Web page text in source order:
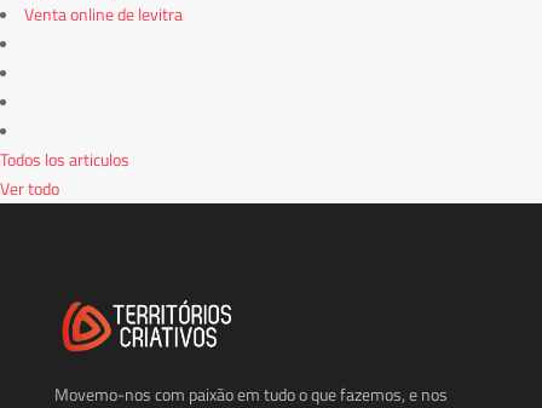
Venta online de levitra
Todos los articulos
Ver todo
Movemo-nos com paixão em tudo o que fazemos, e nos